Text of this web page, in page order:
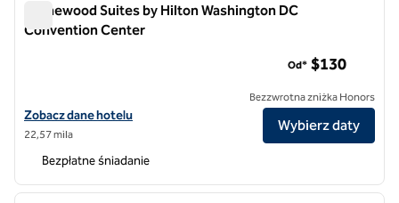
Homewood Suites by Hilton Washington DC
Convention Center
Zobacz szczegóły hotelu Homewood Suites by Hilton Washington
Zobacz dane hotelu
22,57 mila
Od* $130
Bezzwrotna zniżka Honors
Wybierz daty
Bezpłatne śniadanie